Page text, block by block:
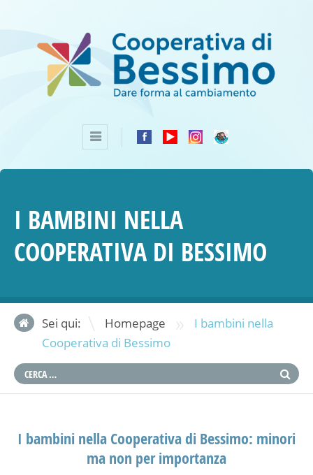
I BAMBINI NELLA
COOPERATIVA DI BESSIMO
Sei qui: Homepage »
I bambini nella
Cooperativa di Bessimo
I bambini nella Cooperativa di Bessimo: minori
ma non per importanza